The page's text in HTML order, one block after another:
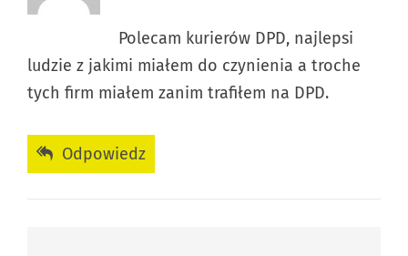
Polecam kurierów DPD, najlepsi
ludzie z jakimi miałem do czynienia a troche
tych firm miałem zanim trafiłem na DPD.
Odpowiedz